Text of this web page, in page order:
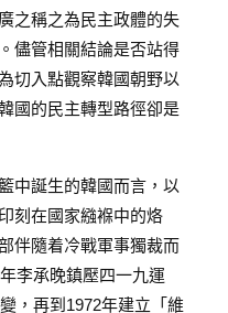
之稱之為民主政體的失
儘管相關結論是否站得
切入點觀察韓國朝野以
國的民主轉型路徑卻是
中誕生的韓國而言，以
刻在國家繈褓中的烙
伴隨着冷戰軍事獨裁而
李承晚鎮壓四一九運
，再到1972年建立「維